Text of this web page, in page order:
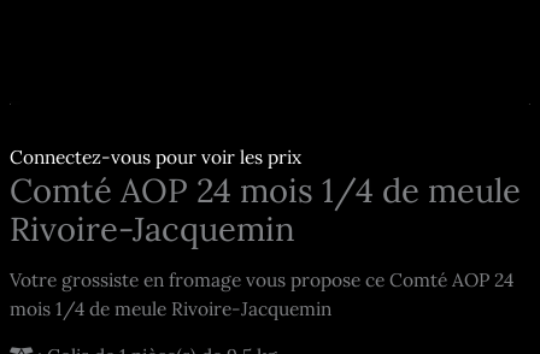
Connectez-vous pour voir les prix
Comté AOP 24 mois 1/4 de meule
Rivoire-Jacquemin
Votre grossiste en fromage vous propose ce Comté AOP 24
mois 1/4 de meule Rivoire-Jacquemin